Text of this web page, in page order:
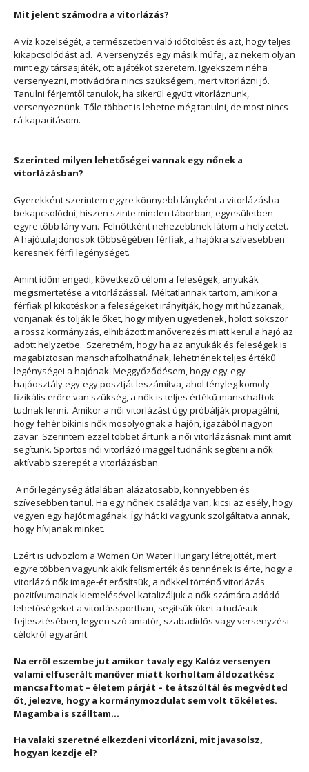
Mit jelent számodra a vitorlázás?
A víz közelségét, a természetben való időtöltést és azt, hogy teljes
kikapcsolódást ad. A versenyzés egy másik műfaj, az nekem olyan
mint egy társasjáték, ott a játékot szeretem. Igyekszem néha
versenyezni, motivációra nincs szükségem, mert vitorlázni jó.
Tanulni férjemtől tanulok, ha sikerül együtt vitorláznunk,
versenyeznünk. Tőle többet is lehetne még tanulni, de most nincs
rá kapacitásom.
Szerinted milyen lehetőségei vannak egy nőnek a
vitorlázásban?
Gyerekként szerintem egyre könnyebb lányként a vitorlázásba
bekapcsolódni, hiszen szinte minden táborban, egyesületben
egyre több lány van. Felnőttként nehezebbnek látom a helyzetet.
A hajótulajdonosok többségében férfiak, a hajókra szívesebben
keresnek férfi legénységet.
Amint időm engedi, következő célom a feleségek, anyukák
megismertetése a vitorlázással. Méltatlannak tartom, amikor a
férfiak pl kikötéskor a feleségeket irányítják, hogy mit húzzanak,
vonjanak és tolják le őket, hogy milyen ügyetlenek, holott sokszor
a rossz kormányzás, elhibázott manőverezés miatt kerül a hajó az
adott helyzetbe. Szeretném, hogy ha az anyukák és feleségek is
magabiztosan manschaftolhatnának, lehetnének teljes értékű
legénységei a hajónak. Meggyőződésem, hogy egy-egy
hajóosztály egy-egy posztját leszámítva, ahol tényleg komoly
fizikális erőre van szükség, a nők is teljes értékű manschaftok
tudnak lenni. Amikor a női vitorlázást úgy próbálják propagálni,
hogy fehér bikinis nők mosolyognak a hajón, igazából nagyon
zavar. Szerintem ezzel többet ártunk a női vitorlázásnak mint amit
segítünk. Sportos női vitorlázó imaggel tudnánk segíteni a nők
aktívabb szerepét a vitorlázásban.
A női legénység átlalában alázatosabb, könnyebben és
szívesebben tanul. Ha egy nőnek családja van, kicsi az esély, hogy
vegyen egy hajót magának. Így hát ki vagyunk szolgáltatva annak,
hogy hívjanak minket.
Ezért is üdvözlöm a Women On Water Hungary létrejöttét, mert
egyre többen vagyunk akik felismerték és tennének is érte, hogy a
vitorlázó nők image-ét erősítsük, a nőkkel történő vitorlázás
pozitívumainak kiemelésével katalizáljuk a nők számára adódó
lehetőségeket a vitorlássportban, segítsük őket a tudásuk
fejlesztésében, legyen szó amatőr, szabadidős vagy versenyzési
célokról egyaránt.
Na erről eszembe jut amikor tavaly egy Kalóz versenyen
valami elfuserált manőver miatt korholtam áldozatkész
mancsaftomat – életem párját – te átszóltál és megvédted
őt, jelezve, hogy a kormánymozdulat sem volt tökéletes.
Magamba is szálltam...
Ha valaki szeretné elkezdeni vitorlázni, mit javasolsz,
hogyan kezdje el?